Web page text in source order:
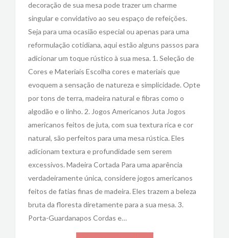
decoração de sua mesa pode trazer um charme
singular e convidativo ao seu espaço de refeições.
Seja para uma ocasião especial ou apenas para uma
reformulação cotidiana, aqui estão alguns passos para
adicionar um toque rústico à sua mesa. 1. Seleção de
Cores e Materiais Escolha cores e materiais que
evoquem a sensação de natureza e simplicidade. Opte
por tons de terra, madeira natural e fibras como o
algodão e o linho. 2. Jogos Americanos Juta Jogos
americanos feitos de juta, com sua textura rica e cor
natural, são perfeitos para uma mesa rústica. Eles
adicionam textura e profundidade sem serem
excessivos. Madeira Cortada Para uma aparência
verdadeiramente única, considere jogos americanos
feitos de fatias finas de madeira. Eles trazem a beleza
bruta da floresta diretamente para a sua mesa. 3.
Porta-Guardanapos Cordas e…